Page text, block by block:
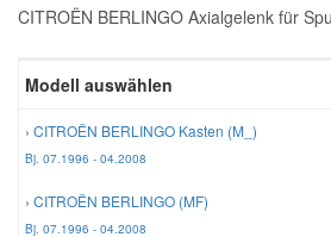
CITROËN BERLINGO Axialgelenk für
Modell auswählen
› CITROËN BERLINGO Kasten (M_)
Bj. 07.1996 - 04.2008
› CITROËN BERLINGO (MF)
Bj. 07.1996 - 04.2008
Reparatur-Zubehör
Schlüsselgehäuse
Winter-Autozubehör